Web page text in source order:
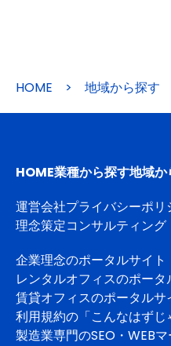
HOME > 地域から探す
HOME業種から探す地域か
運営会社プライバシーポリ
理念策定コンサルティング
企業理念のポータルサイト
レンタルオフィスのポータ
賃貸オフィスのポータルサ
利用規約の「こんなはず
製造業専門のSEO・WEB